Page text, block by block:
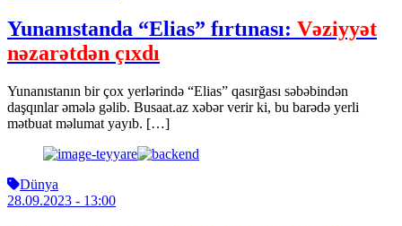
Yunanıstanda “Elias” fırtınası: Vəziyyət
nəzarətdən çıxdı
Yunanıstanın bir çox yerlərində “Elias” qasırğası səbəbindən
daşqınlar əmələ gəlib. Busaat.az xəbər verir ki, bu barədə yerli
mətbuat məlumat yayıb. […]
Dünya
28.09.2023 - 13:00